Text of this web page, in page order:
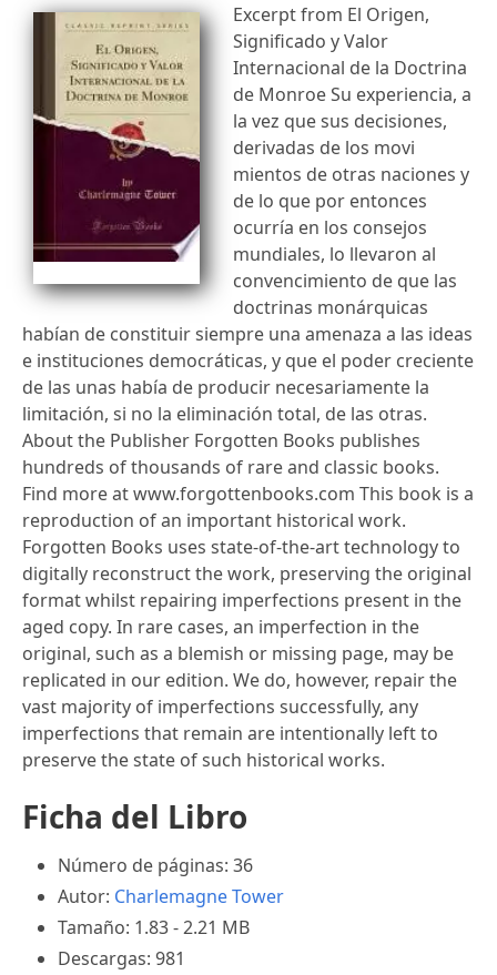
Excerpt from El Origen,
Significado y Valor
Internacional de la Doctrina
de Monroe Su experiencia, a
la vez que sus decisiones,
derivadas de los movi
mientos de otras naciones y
de lo que por entonces
ocurría en los consejos
mundiales, lo llevaron al
convencimiento de que las
doctrinas monárquicas
habían de constituir siempre una amenaza a las ideas
e instituciones democráticas, y que el poder creciente
de las unas había de producir necesariamente la
limitación, si no la eliminación total, de las otras.
About the Publisher Forgotten Books publishes
hundreds of thousands of rare and classic books.
Find more at www.forgottenbooks.com This book is a
reproduction of an important historical work.
Forgotten Books uses state-of-the-art technology to
digitally reconstruct the work, preserving the original
format whilst repairing imperfections present in the
aged copy. In rare cases, an imperfection in the
original, such as a blemish or missing page, may be
replicated in our edition. We do, however, repair the
vast majority of imperfections successfully, any
imperfections that remain are intentionally left to
preserve the state of such historical works.
Ficha del Libro
Número de páginas: 36
Autor: Charlemagne Tower
Tamaño: 1.83 - 2.21 MB
Descargas: 981